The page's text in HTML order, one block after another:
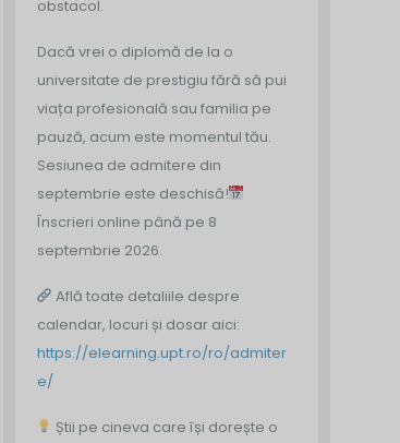
obstacol.
Dacă vrei o diplomă de la o
universitate de prestigiu fără să pui
viața profesională sau familia pe
pauză, acum este momentul tău.
Sesiunea de admitere din
septembrie este deschisă!
Înscrieri online până pe 8
septembrie 2026.
Află toate detaliile despre
calendar, locuri și dosar aici:
https://elearning.upt.ro/ro/admiter
e/
Știi pe cineva care își dorește o